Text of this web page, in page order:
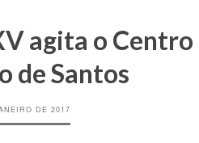
agita o Centro
de Santos
DE 2017